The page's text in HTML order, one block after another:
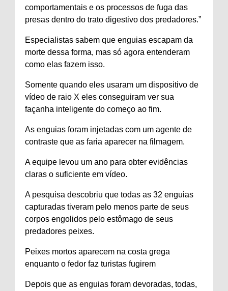
comportamentais e os processos de fuga das
presas dentro do trato digestivo dos predadores.”
Especialistas sabem que enguias escapam da
morte dessa forma, mas só agora entenderam
como elas fazem isso.
Somente quando eles usaram um dispositivo de
vídeo de raio X eles conseguiram ver sua
façanha inteligente do começo ao fim.
As enguias foram injetadas com um agente de
contraste que as faria aparecer na filmagem.
A equipe levou um ano para obter evidências
claras o suficiente em vídeo.
A pesquisa descobriu que todas as 32 enguias
capturadas tiveram pelo menos parte de seus
corpos engolidos pelo estômago de seus
predadores peixes.
Peixes mortos aparecem na costa grega
enquanto o fedor faz turistas fugirem
Depois que as enguias foram devoradas, todas,